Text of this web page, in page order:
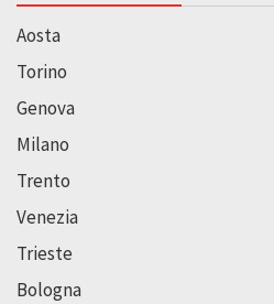
Aosta
Torino
Genova
Milano
Trento
Venezia
Trieste
Bologna